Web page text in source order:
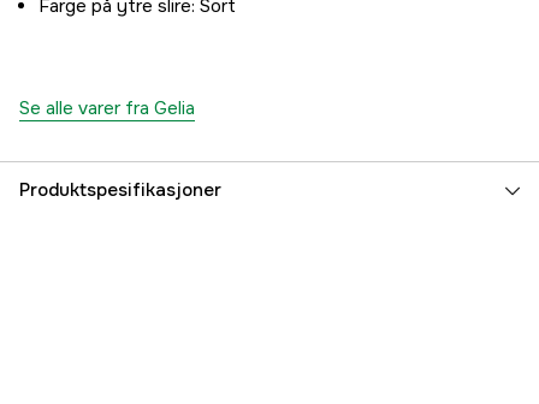
Farge på ytre slire: Sort
Se alle varer fra Gelia
Produktspesifikasjoner